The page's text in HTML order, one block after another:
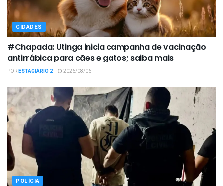
CIDADES
#Chapada: Utinga inicia campanha de vacinação
antirrábica para cães e gatos; saiba mais
PORESTAGIÁRIO 2 2026/08/06
POLÍCIA